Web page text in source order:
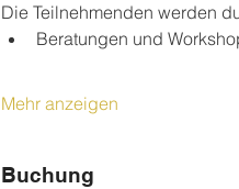
Die Teilnehmenden werden
Beratungen und
Mehr anzeigen
Buchung